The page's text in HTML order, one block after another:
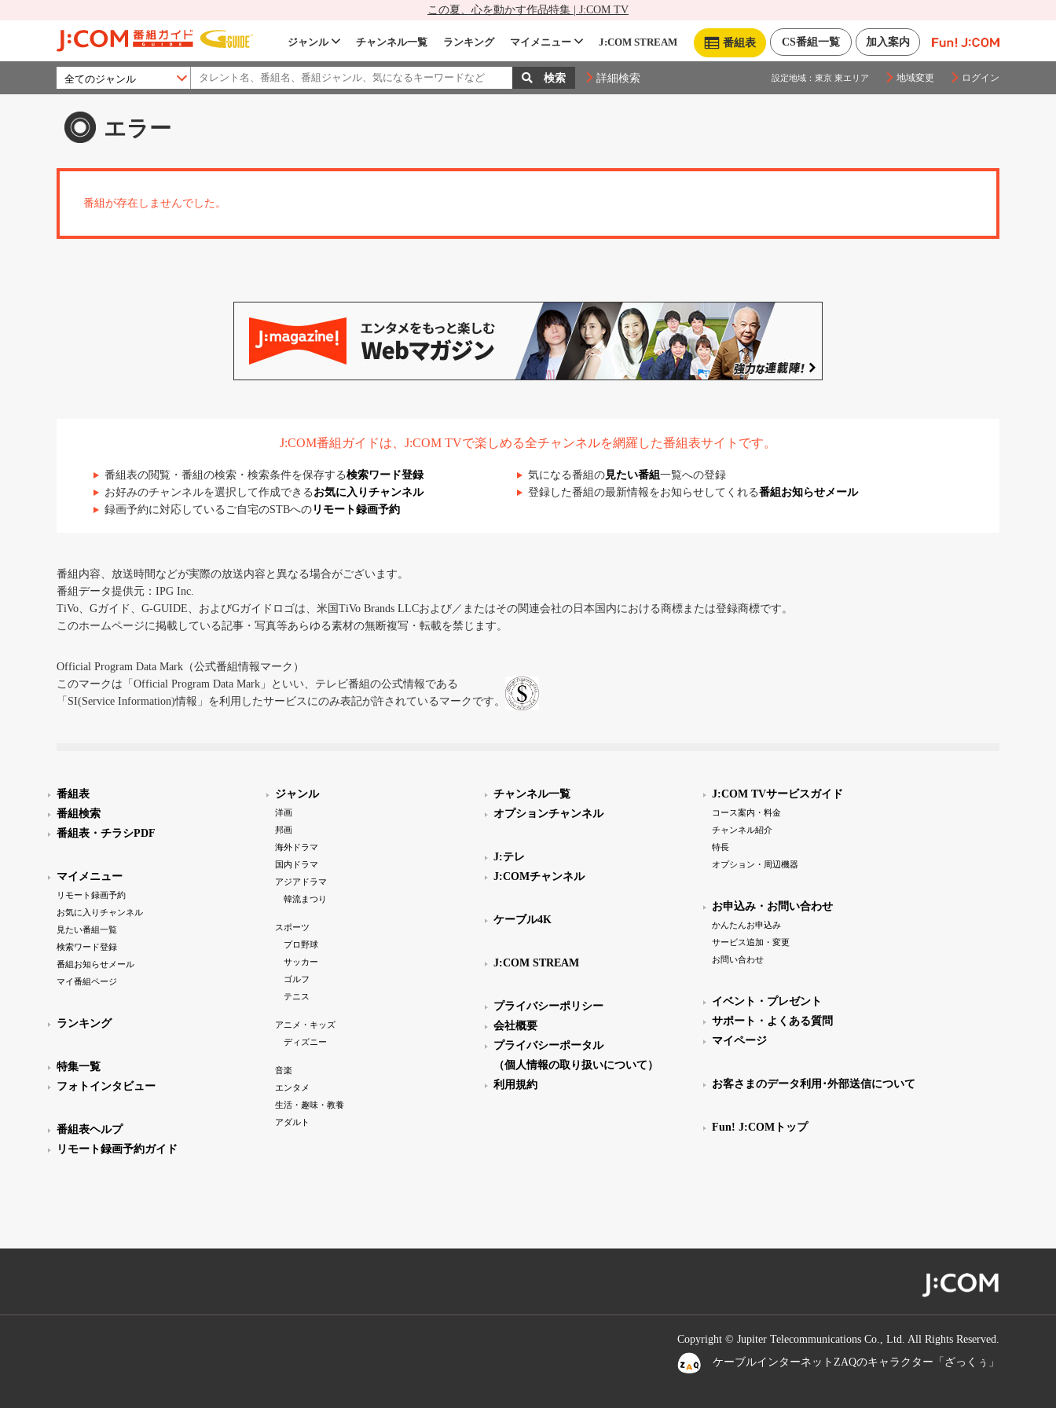
この夏、心を動かす作品特集 | J:COM TV
加入案内
CS番組一覧
番組表
ジャンル チャンネル一覧 ランキング マイメニュー J:COM STREAM
詳細検索 設定地域： 東京 東エリア 地域変更 ログイン
エラー
番組が存在しませんでした。
J:COM番組ガイドは、J:COM TVで楽しめる全チャンネルを網羅した番組表サイトです。
番組表の閲覧・番組の検索・検索条件を保存する検索ワード登録 気になる番組の見たい番組 一覧への登録
お好みのチャンネルを選択して作成できる お気に入りチャンネル 登録した番組の最新情報をお知らせしてくれる番組お知らせメール
録画予約に対応しているご自宅のSTBへの リモート録画予約
番組内容、放送時間などが実際の放送内容と異なる場合がございます。
番組データ提供元：IPG Inc.
TiVo、Gガイド、G-GUIDE、およびGガイドロゴは、米国TiVo Brands LLCおよび／またはその関連会社の日本国内における商標または登録商標です。
このホームページに掲載している記事・写真等あらゆる素材の無断複写・転載を禁じます。
Official Program Data Mark（公式番組情報マーク）
このマークは「Official Program Data Mark」といい、テレビ番組の公式情報である
「SI(Service Information)情報」を利用したサービスにのみ表記が許されているマークです。
番組表
番組検索
番組表・チラシPDF
マイメニュー
リモート録画予約
お気に入りチャンネル
見たい番組一覧
検索ワード登録
番組お知らせメール
マイ番組ページ
ランキング
特集一覧
フォトインタビュー
番組表ヘルプ
リモート録画予約ガイド
ジャンル
洋画
邦画
海外ドラマ
国内ドラマ
アジアドラマ
韓流まつり
スポーツ
プロ野球
サッカー
ゴルフ
テニス
アニメ・キッズ
ディズニー
音楽
エンタメ
生活・趣味・教養
アダルト
チャンネル一覧
オプションチャンネル
J:テレ
J:COMチャンネル
ケーブル4K
J:COM STREAM
プライバシーポリシー
会社概要
プライバシーポータル
（個人情報の取り扱いについて）
利用規約
J:COM TVサービスガイド
コース案内・料金
チャンネル紹介
特長
オプション・周辺機器
お申込み・お問い合わせ
かんたんお申込み
サービス追加・変更
お問い合わせ
イベント・プレゼント
サポート・よくある質問
マイページ
お客さまのデータ利用･外部送信について
Fun! J:COMトップ
Copyright © Jupiter Telecommunications Co., Ltd. All Rights Reserved.
ケーブルインターネットZAQのキャラクター「ざっくぅ」